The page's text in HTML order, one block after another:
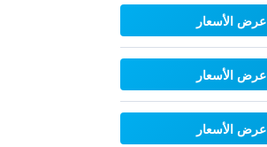
عرض الأسعار
عرض الأسعار
عرض الأسعار